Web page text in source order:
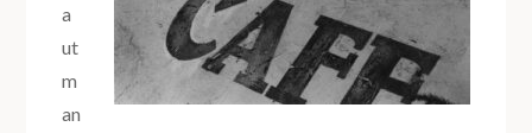
a
ut
m
an